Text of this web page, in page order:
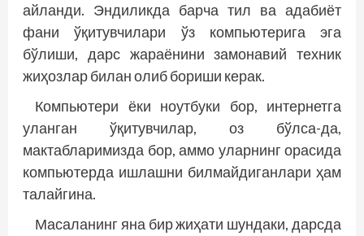
айланди. Эндиликда барча тил ва адабиёт
фани ўқитувчилари ўз компьютерига эга
бўлиши, дарс жараёнини замонавий техник
жиҳозлар билан олиб бориши керак.
Компьютери ёки ноутбуки бор, интернетга
уланган ўқитувчилар, оз бўлса-да,
мактабларимизда бор, аммо уларнинг орасида
компьютерда ишлашни билмайдиганлари ҳам
талайгина.
Масаланинг яна бир жиҳати шундаки, дарсда